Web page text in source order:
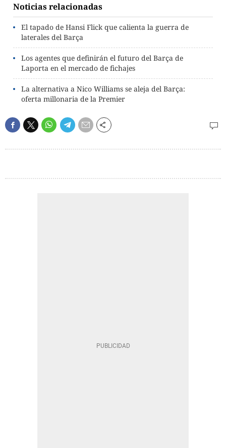
Noticias relacionadas
El tapado de Hansi Flick que calienta la guerra de
laterales del Barça
Los agentes que definirán el futuro del Barça de
Laporta en el mercado de fichajes
La alternativa a Nico Williams se aleja del Barça:
oferta millonaria de la Premier